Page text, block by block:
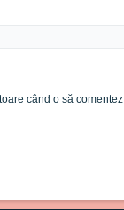
când o să comentez.